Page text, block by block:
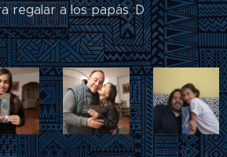
regalar a los papás :D